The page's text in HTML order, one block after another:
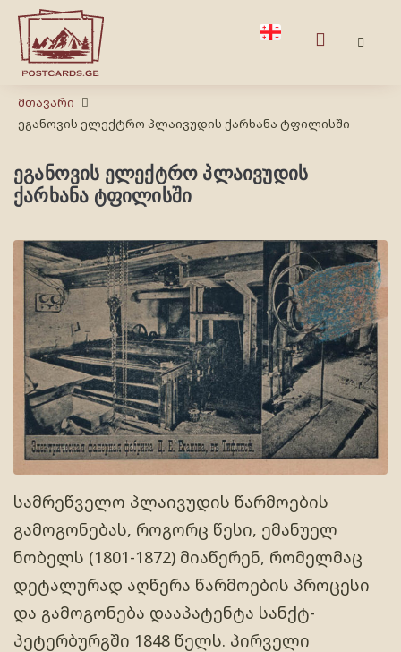
Მთავარი
ეგანოვის ელექტრო პლაივუდის ქარხანა ტფილისში
ეგანოვის ელექტრო პლაივუდის
ქარხანა ტფილისში
სამრეწველო პლაივუდის წარმოების
გამოგონებას, როგორც წესი, ემანუელ
ნობელს (1801-1872) მიაწერენ, რომელმაც
დეტალურად აღწერა წარმოების პროცესი
და გამოგონება დააპატენტა სანქტ-
პეტერბურგში 1848 წელს. პირველი